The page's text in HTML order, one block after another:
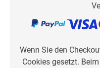
Wenn Sie den
Cookies gesetzt.